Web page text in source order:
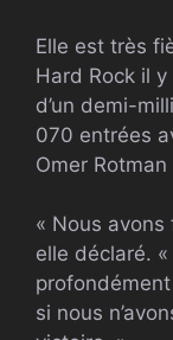
Elle est très
Hard Rock il
d’un demi-
070 entrées
Omer
« Nous
elle déclaré. «
si nous